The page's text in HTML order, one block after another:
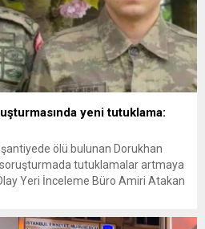
yeni tutuklama:
şantiyede ölü bulunan Dorukhan
soruşturmada tutuklamalar artmaya
Yeri İnceleme Büro Amiri Atakan